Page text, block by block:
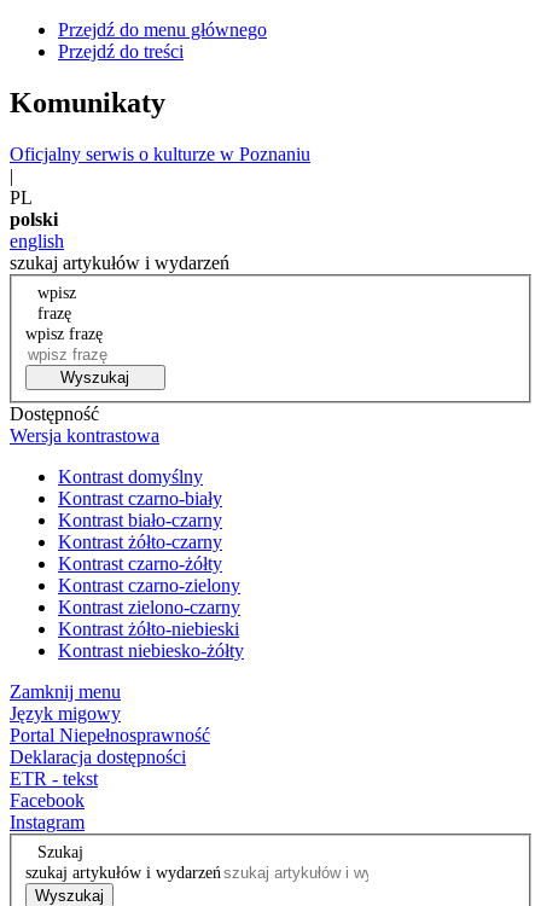
Przejdź do menu głównego
Przejdź do treści
Komunikaty
Oficjalny serwis o kulturze w Poznaniu
|
PL
polski
english
szukaj artykułów i wydarzeń
wpisz
frazę
wpisz frazę
Wyszukaj
Dostępność
Wersja kontrastowa
Kontrast domyślny
Kontrast czarno-biały
Kontrast biało-czarny
Kontrast żółto-czarny
Kontrast czarno-żółty
Kontrast czarno-zielony
Kontrast zielono-czarny
Kontrast żółto-niebieski
Kontrast niebiesko-żółty
Zamknij menu
Język migowy
Portal Niepełnosprawność
Deklaracja dostępności
ETR - tekst
Facebook
Instagram
Szukaj
szukaj artykułów i wydarzeń
Wyszukaj